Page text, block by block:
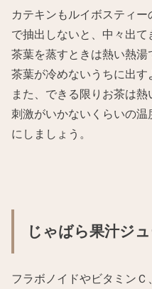
カテキンもルイボスティ
で抽出しないと、中々出て
茶葉を蒸すときは熱い熱
茶葉が冷めないうちに出す
また、できる限りお茶は
刺激がいかないくらいの温
にしましょう。
じゃばら果汁ジ
フラボノイドやビタミン